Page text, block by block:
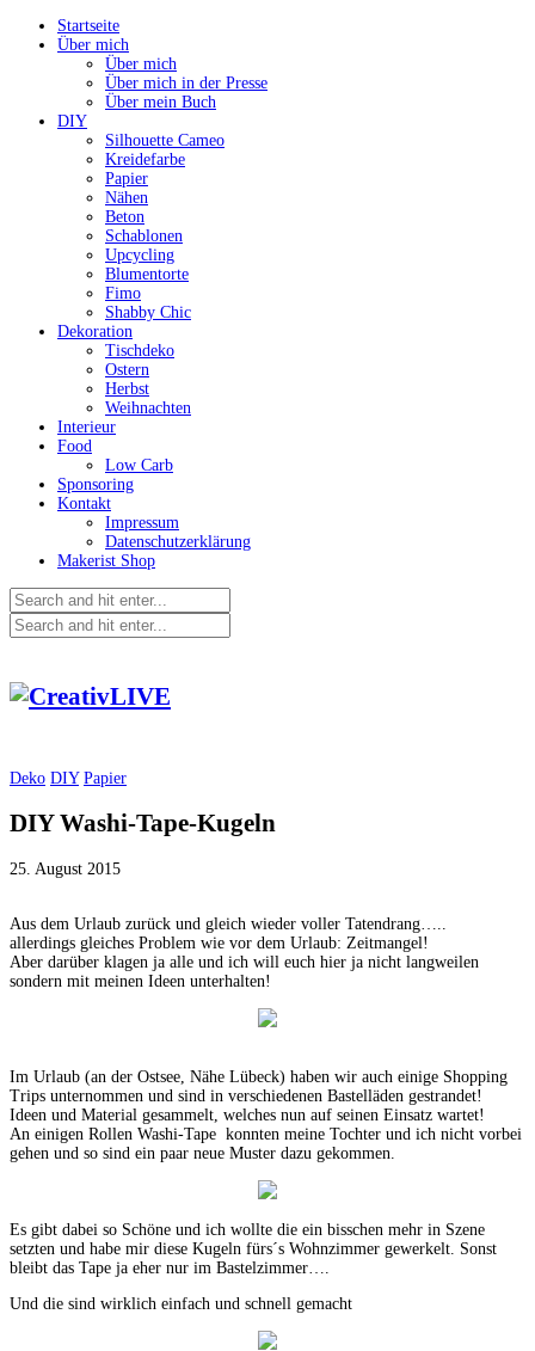
Startseite
Über mich
Über mich
Über mich in der Presse
Über mein Buch
DIY
Silhouette Cameo
Kreidefarbe
Papier
Nähen
Beton
Schablonen
Upcycling
Blumentorte
Fimo
Shabby Chic
Dekoration
Tischdeko
Ostern
Herbst
Weihnachten
Interieur
Food
Low Carb
Sponsoring
Kontakt
Impressum
Datenschutzerklärung
Makerist Shop
Deko DIY Papier
DIY Washi-Tape-Kugeln
25. August 2015
Aus dem Urlaub zurück und gleich wieder voller Tatendrang…..
allerdings gleiches Problem wie vor dem Urlaub: Zeitmangel!
Aber darüber klagen ja alle und ich will euch hier ja nicht langweilen
sondern mit meinen Ideen unterhalten!
Im Urlaub (an der Ostsee, Nähe Lübeck) haben wir auch einige Shopping
Trips unternommen und sind in verschiedenen Bastelläden gestrandet!
Ideen und Material gesammelt, welches nun auf seinen Einsatz wartet!
An einigen Rollen Washi-Tape konnten meine Tochter und ich nicht vorbei
gehen und so sind ein paar neue Muster dazu gekommen.
Es gibt dabei so Schöne und ich wollte die ein bisschen mehr in Szene
setzten und habe mir diese Kugeln fürs´s Wohnzimmer gewerkelt. Sonst
bleibt das Tape ja eher nur im Bastelzimmer….
Und die sind wirklich einfach und schnell gemacht